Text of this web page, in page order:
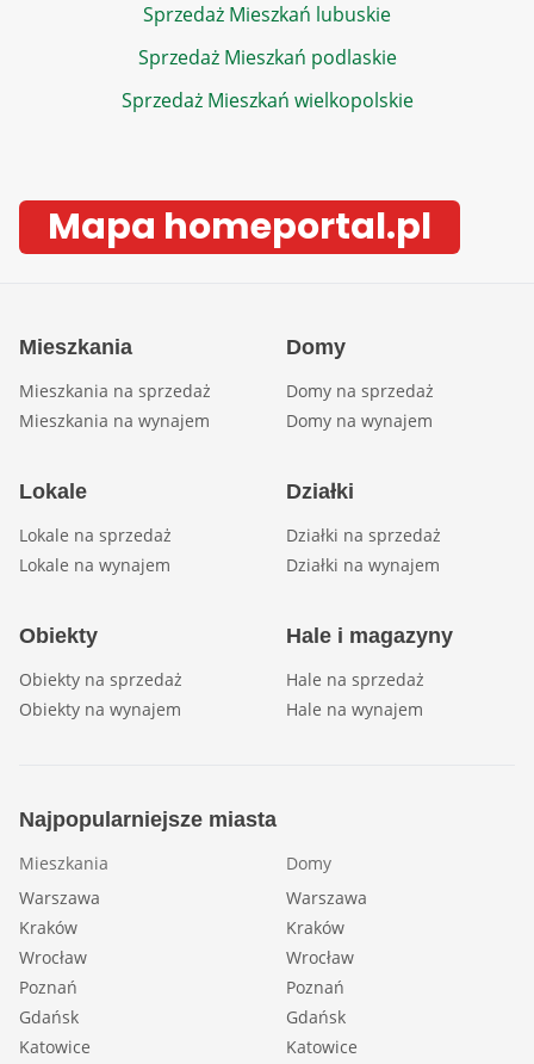
Sprzedaż Mieszkań lubuskie
Sprzedaż Mieszkań podlaskie
Sprzedaż Mieszkań wielkopolskie
Mapa homeportal.pl
Mieszkania
Mieszkania na sprzedaż
Mieszkania na wynajem
Domy
Domy na sprzedaż
Domy na wynajem
Lokale
Lokale na sprzedaż
Lokale na wynajem
Działki
Działki na sprzedaż
Działki na wynajem
Obiekty
Obiekty na sprzedaż
Obiekty na wynajem
Hale i magazyny
Hale na sprzedaż
Hale na wynajem
Najpopularniejsze miasta
Mieszkania
Warszawa
Kraków
Wrocław
Poznań
Gdańsk
Katowice
Domy
Warszawa
Kraków
Wrocław
Poznań
Gdańsk
Katowice